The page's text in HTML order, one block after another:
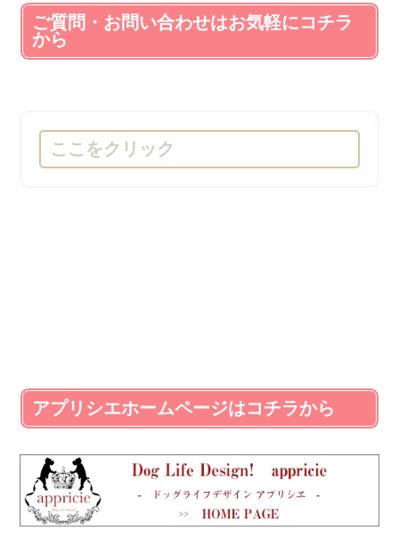
ご質問・お問い合わせはお気軽にコチラ
から
ここをクリック
アプリシエホームページはコチラから